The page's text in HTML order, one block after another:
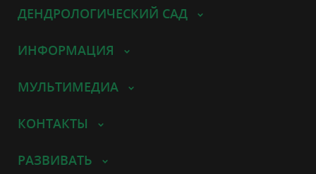
ДЕНДРОЛОГИЧЕСКИЙ САД
ИНФОРМАЦИЯ
МУЛЬТИМЕДИА
КОНТАКТЫ
РАЗВИВАТЬ